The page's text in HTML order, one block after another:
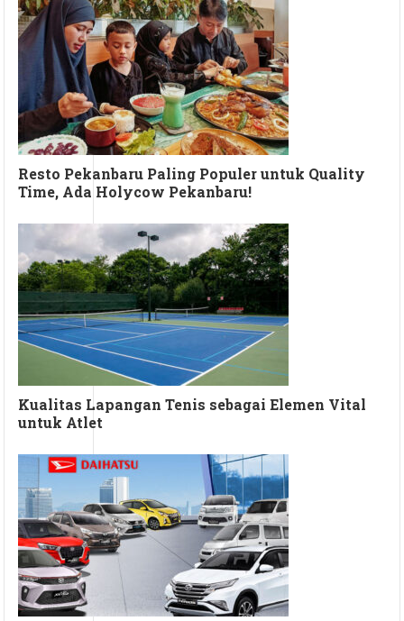
Resto Pekanbaru Paling Populer untuk Quality
Time, Ada Holycow Pekanbaru!
Kualitas Lapangan Tenis sebagai Elemen Vital
untuk Atlet